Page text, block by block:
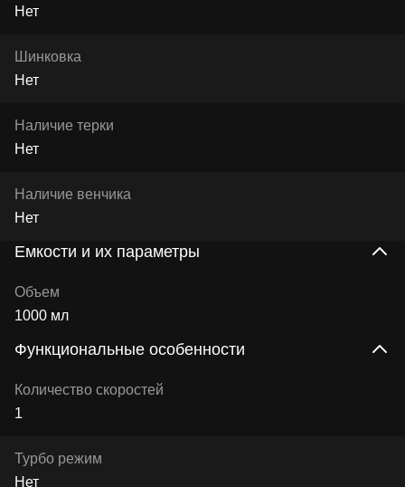
Нет
Шинковка
Нет
Наличие терки
Нет
Наличие венчика
Нет
Емкости и их параметры
Объем
1000 мл
Функциональные особенности
Количество скоростей
1
Турбо режим
Нет